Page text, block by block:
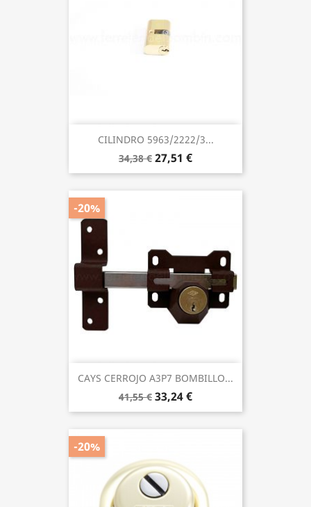
CILINDRO 5963/2222/3...
34,38 € 27,51 €
CAYS CERROJO A3P7 BOMBILLO...
41,55 € 33,24 €
-20%
-20%